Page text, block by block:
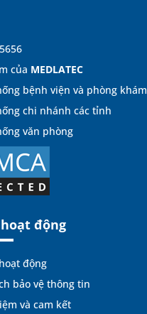
của MEDLATEC
bệnh viện và phòng khám
chi nhánh các tỉnh
văn phòng
động
động
bảo vệ thông tin
và cam kết